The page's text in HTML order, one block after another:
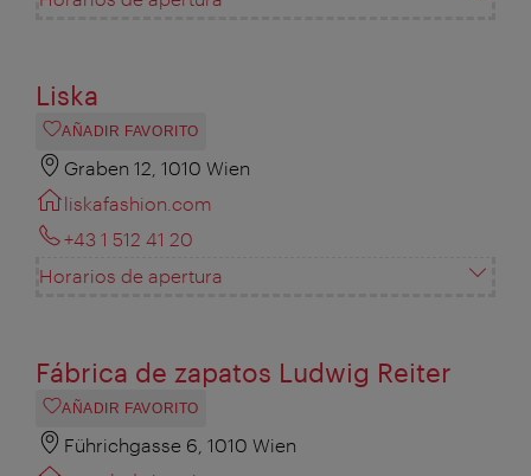
Liska
AÑADIR FAVORITO
Graben 12, 1010 Wien
liskafashion.com
+43 1 512 41 20
Horarios de apertura
Fábrica de zapatos Ludwig Reiter
AÑADIR FAVORITO
Führichgasse 6, 1010 Wien